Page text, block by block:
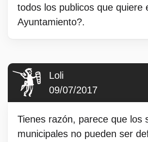
todos los publicos que quiere
Ayuntamiento?.
Loli
09/07/2017
Tienes razón, parece que los
municipales no pueden ser